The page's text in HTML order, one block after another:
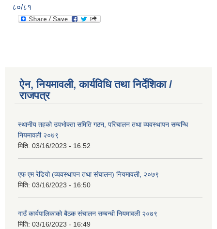
८०/८१
ऐन, नियमावली, कार्यविधि तथा निर्देशिका /
राजपत्र
स्थानीय तहको उपभोक्ता समिति गठन, परिचालन तथा व्यवस्थापन सम्बन्धि
नियमावली २०७९
मिति: 03/16/2023 - 16:52
एफ एम रेडियो (व्यवस्थापन तथा संचालन) नियमावली, २०७९
मिति: 03/16/2023 - 16:50
गाउँ कार्यपालिकाको बैठक संचालन सम्बन्धी नियमावली २०७९
मिति: 03/16/2023 - 16:49